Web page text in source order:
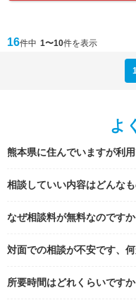
16件中 1〜10件を表示
よ
熊本県に住んでいますが利
相談していい内容はどんな
なぜ相談料が無料なのですか
対面での相談が不安です、
所要時間はどれくらいですか